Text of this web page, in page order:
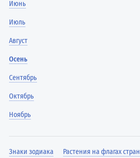
Июнь
Июль
Август
Осень
Сентябрь
Октябрь
Ноябрь
Знаки зодиака
Растения на флагах стран